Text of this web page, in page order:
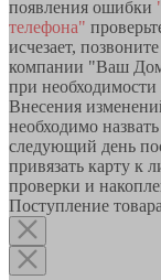
появления ошибки
телефона"
исчезает,
компании "Ваш
при
Внесения
необходимо
следующий день
привязать карту к
проверки и
Поступление товара